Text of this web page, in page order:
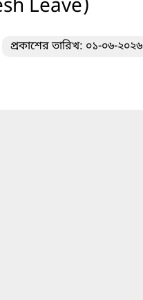
Leave)
প্রকাশের তারিখ: ০১-০৬-২০২৬